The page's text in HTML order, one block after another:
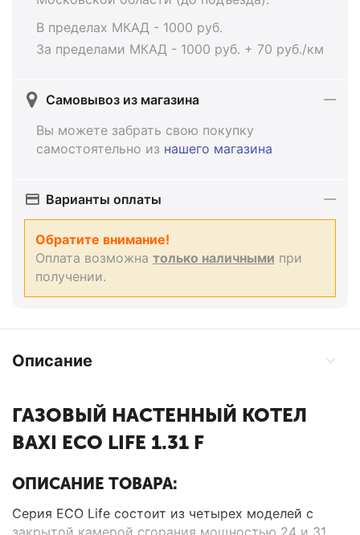
В пределах МКАД - 1000 руб.
За пределами МКАД - 1000 руб. + 70 руб./км
Самовывоз из магазина
Вы можете забрать свою покупку
самостоятельно из нашего магазина
Варианты оплаты
Обратите внимание!
Оплата возможна только наличными при
получении.
Описание
ГАЗОВЫЙ НАСТЕННЫЙ КОТЕЛ
BAXI ECO LIFE 1.31 F
ОПИСАНИЕ ТОВАРА:
Серия ECO Life состоит из четырех моделей с
закрытой камерой сгорания мощностью 24 и 31